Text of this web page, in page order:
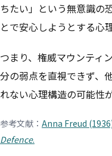
ちたい」という無意識の
とで安心しようとする心
つまり、権威マウンティ
分の弱点を直視できず、
れない心理構造の可能性
参考文献： Anna Freud
Defence.